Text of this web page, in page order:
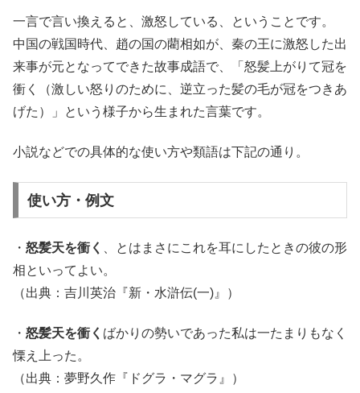
一言で言い換えると、激怒している、ということです。
中国の戦国時代、趙の国の藺相如が、秦の王に激怒した出
来事が元となってできた故事成語で、「怒髪上がりて冠を
衝く（激しい怒りのために、逆立った髪の毛が冠をつきあ
げた）」という様子から生まれた言葉です。
小説などでの具体的な使い方や類語は下記の通り。
使い方・例文
・ 怒髪天を衝く
、とはまさにこれを耳にしたときの彼の形
相といってよい。
（出典：吉川英治『新・水滸伝(一)』）
・ 怒髪天を衝く ばかりの勢いであった私は一たまりもなく
慄え上った。
（出典：夢野久作『ドグラ・マグラ』）